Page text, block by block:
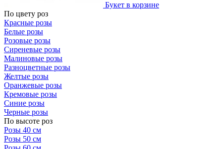
Букет в корзине
По цвету роз
Красные розы
Белые розы
Розовые розы
Сиреневые розы
Малиновые розы
Разноцветные розы
Желтые розы
Оранжевые розы
Кремовые розы
Синие розы
Черные розы
По высоте роз
Розы 40 см
Розы 50 см